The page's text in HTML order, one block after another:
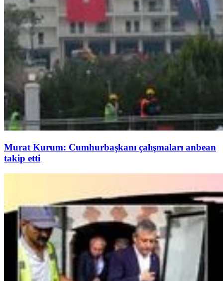
Murat Kurum: Cumhurbaşkanı çalışmaları anbean
takip etti